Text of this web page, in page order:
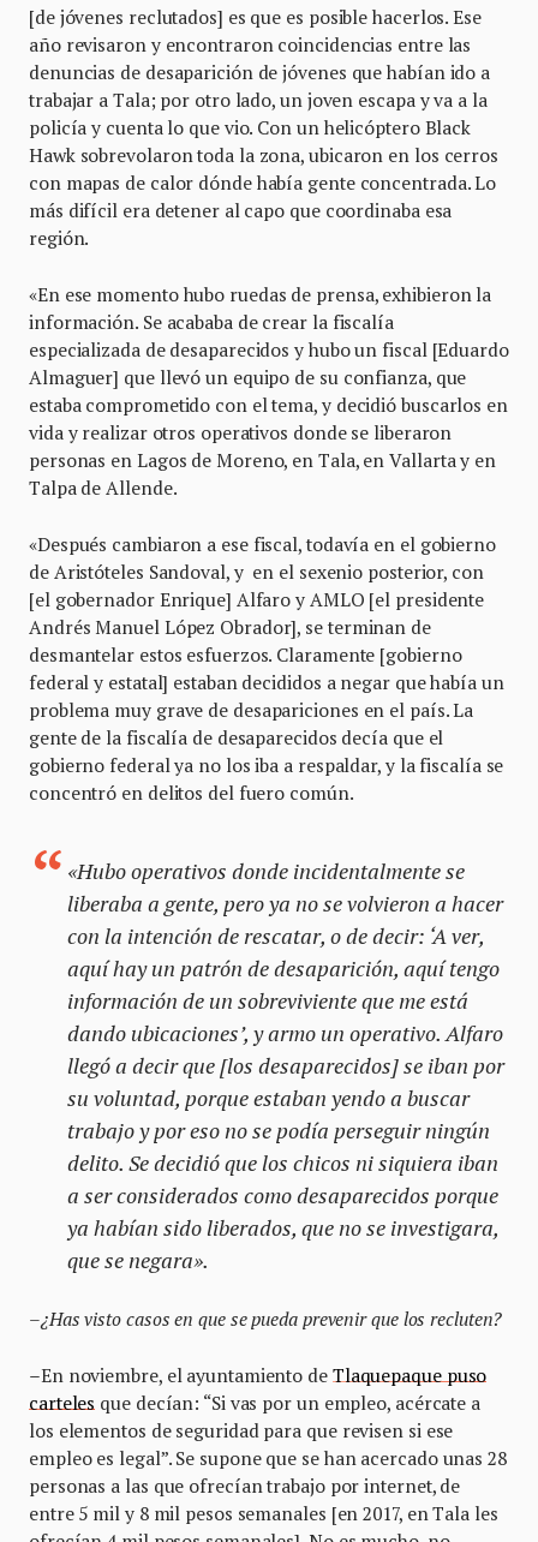
[de jóvenes reclutados] es que es posible hacerlos. Ese
año revisaron y encontraron coincidencias entre las
denuncias de desaparición de jóvenes que habían ido a
trabajar a Tala; por otro lado, un joven escapa y va a la
policía y cuenta lo que vio. Con un helicóptero Black
Hawk sobrevolaron toda la zona, ubicaron en los cerros
con mapas de calor dónde había gente concentrada. Lo
más difícil era detener al capo que coordinaba esa
región.
«En ese momento hubo ruedas de prensa, exhibieron la
información. Se acababa de crear la fiscalía
especializada de desaparecidos y hubo un fiscal [Eduardo
Almaguer] que llevó un equipo de su confianza, que
estaba comprometido con el tema, y decidió buscarlos en
vida y realizar otros operativos donde se liberaron
personas en Lagos de Moreno, en Tala, en Vallarta y en
Talpa de Allende.
«Después cambiaron a ese fiscal, todavía en el gobierno
de Aristóteles Sandoval, y en el sexenio posterior, con
[el gobernador Enrique] Alfaro y AMLO [el presidente
Andrés Manuel López Obrador], se terminan de
desmantelar estos esfuerzos. Claramente [gobierno
federal y estatal] estaban decididos a negar que había un
problema muy grave de desapariciones en el país. La
gente de la fiscalía de desaparecidos decía que el
gobierno federal ya no los iba a respaldar, y la fiscalía se
concentró en delitos del fuero común.
«Hubo operativos donde incidentalmente se
liberaba a gente, pero ya no se volvieron a hacer
con la intención de rescatar, o de decir: ‘A ver,
aquí hay un patrón de desaparición, aquí tengo
información de un sobreviviente que me está
dando ubicaciones’, y armo un operativo. Alfaro
llegó a decir que [los desaparecidos] se iban por
su voluntad, porque estaban yendo a buscar
trabajo y por eso no se podía perseguir ningún
delito. Se decidió que los chicos ni siquiera iban
a ser considerados como desaparecidos porque
ya habían sido liberados, que no se investigara,
que se negara».
–¿Has visto casos en que se pueda prevenir que los recluten?
–En noviembre, el ayuntamiento de Tlaquepaque puso
carteles que decían: “Si vas por un empleo, acércate a
los elementos de seguridad para que revisen si ese
empleo es legal”. Se supone que se han acercado unas 28
personas a las que ofrecían trabajo por internet, de
entre 5 mil y 8 mil pesos semanales [en 2017, en Tala les